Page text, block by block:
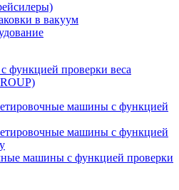
в вакуум
функцией проверки веса
машины с функцией
машины с функцией
машины с функцией проверки